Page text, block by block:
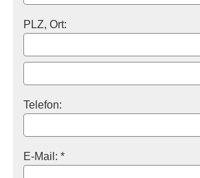
PLZ, Ort:
Telefon:
E-Mail: *